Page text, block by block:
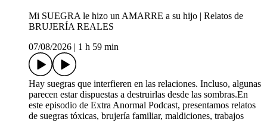
Mi SUEGRA le hizo un AMARRE a su hijo | Relatos de
BRUJERÍA REALES
07/08/2026
1 h 59 min
Hay suegras que interfieren en las relaciones. Incluso, algunas
parecen estar dispuestas a destruirlas desde las sombras.En
este episodio de Extra Anormal Podcast, presentamos relatos
de suegras tóxicas, brujería familiar, maldiciones, trabajos